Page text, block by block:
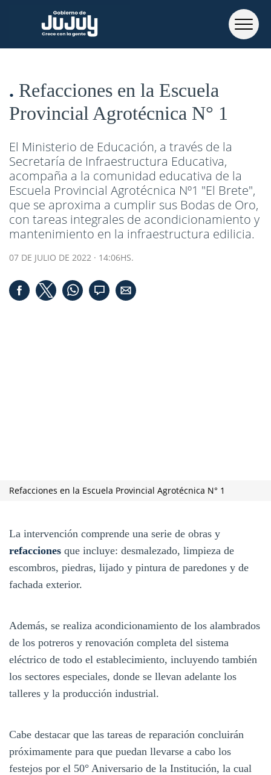
Refacciones en la Escuela
Provincial Agrotécnica N° 1
El Ministerio de Educación, a través de la
Secretaría de Infraestructura Educativa,
acompaña a la comunidad educativa de la
Escuela Provincial Agrotécnica Nº1 "El Brete",
que se aproxima a cumplir sus Bodas de Oro,
con tareas integrales de acondicionamiento y
mantenimiento en la infraestructura edilicia.
07 DE JULIO DE 2022 · 14:06HS.
Refacciones en la Escuela Provincial Agrotécnica N° 1
La intervención comprende una serie de obras y
refacciones que incluye: desmalezado, limpieza de
escombros, piedras, lijado y pintura de paredones y de
fachada exterior.
Además, se realiza acondicionamiento de los alambrados
de los potreros y renovación completa del sistema
eléctrico de todo el establecimiento, incluyendo también
los sectores especiales, donde se llevan adelante los
talleres y la producción industrial.
Cabe destacar que las tareas de reparación concluirán
próximamente para que puedan llevarse a cabo los
festejos por el 50° Aniversario de la Institución, la cual